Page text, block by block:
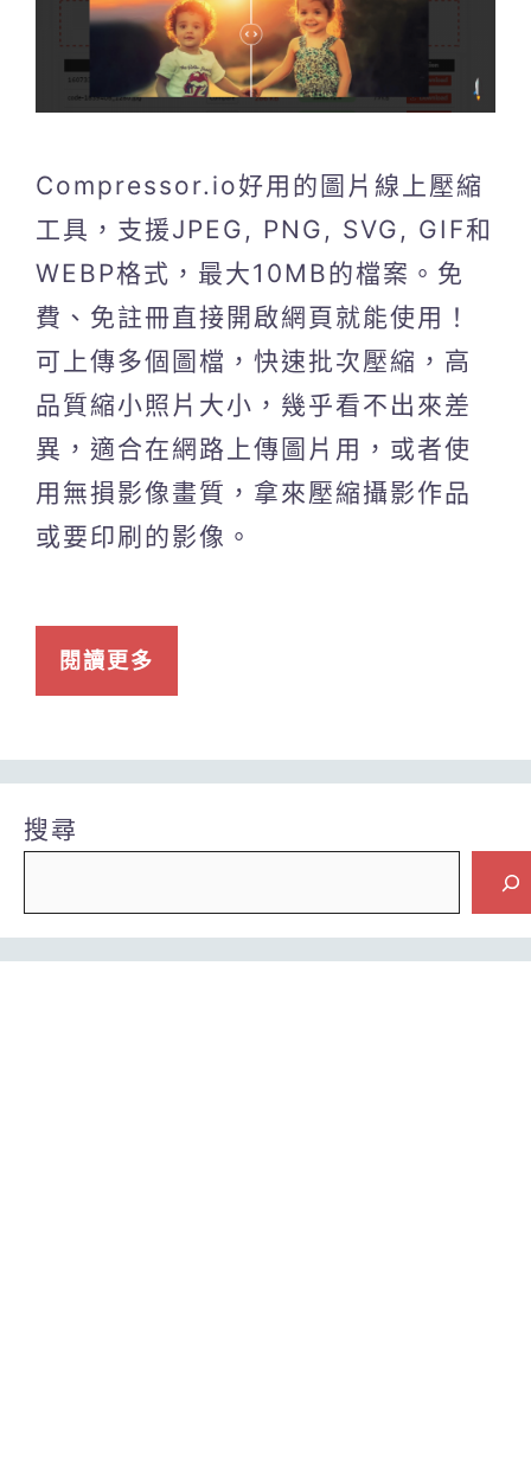
Compressor.io好用的圖片線上壓縮
工具，支援JPEG, PNG, SVG, GIF和
WEBP格式，最大10MB的檔案。免
費、免註冊直接開啟網頁就能使用！
可上傳多個圖檔，快速批次壓縮，高
品質縮小照片大小，幾乎看不出來差
異，適合在網路上傳圖片用，或者使
用無損影像畫質，拿來壓縮攝影作品
或要印刷的影像。
閱讀更多
搜尋